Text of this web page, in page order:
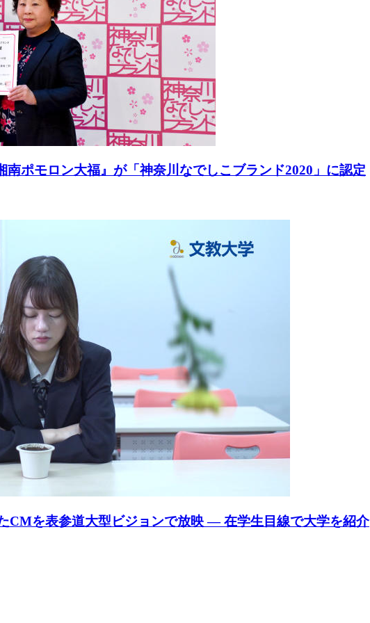
ポモロン大福』が「神奈川なでしこブランド2020」に認定
CMを表参道大型ビジョンで放映 — 在学生目線で大学を紹介